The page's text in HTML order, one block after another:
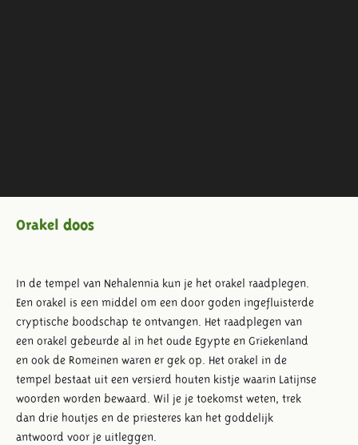
Orakel doos
In de tempel van Nehalennia kun je het orakel raadplegen.
Een orakel is een middel om een door goden ingefluisterde
cryptische boodschap te ontvangen. Het raadplegen van
een orakel gebeurde al in het oude Egypte en Griekenland
en ook de Romeinen waren er gek op. Het orakel in de
tempel bestaat uit een versierd houten kistje waarin Latijnse
woorden worden bewaard. Wil je je toekomst weten, trek
dan drie houtjes en de priesteres kan het goddelijk
antwoord voor je uitleggen.